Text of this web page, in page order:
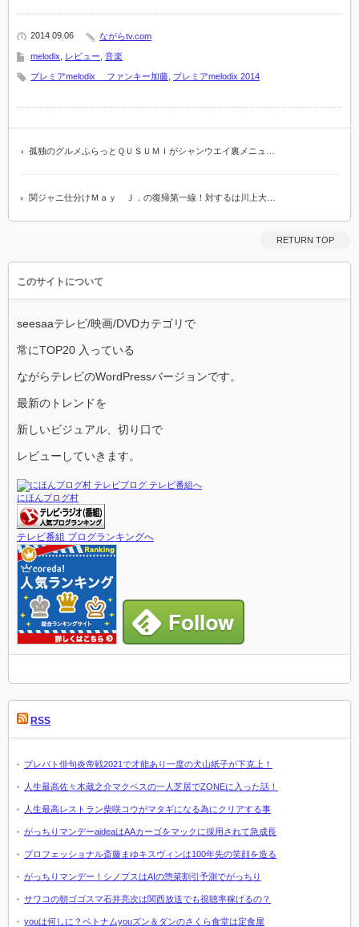
2014 09.06 ながらtv.com
melodix レビュー 音楽
プレミアmelodix ファンキー加藤 プレミアmelodix 2014
孤独のグルメふらっとＱＵＳＵＭＩがシャンウエイ裏メニュ…
関ジャニ仕分けＭａｙ Ｊ．の復帰第一線！対するは川上大…
RETURN TOP
このサイトについて
seesaaテレビ/映画/DVDカテゴリで
常にTOP20 入っている
ながらテレビのWordPressバージョンです。
最新のトレンドを
新しいビジュアル、切り口で
レビューしていきます。
にほんブログ村
テレビ番組 ブログランキングへ
RSS
プレバト俳句炎帝戦2021で才能あり一度の犬山紙子が下克上！
人生最高佐々木蔵之介マクベスの一人芝居でZONEに入った話！
人生最高レストラン柴咲コウがマタギになる為にクリアする事
がっちりマンデーaideaはAAカーゴをマックに採用されて急成長
プロフェッショナル斎藤まゆキスヴィンは100年先の笑顔を造る
がっちりマンデー！シノプスはAIの惣菜割引予測でがっちり
サワコの朝ゴゴスマ石井亮次は関西放送でも視聴率稼げるの？
youは何しに？ベトナムyouズン＆ダンのさくら食堂は定食屋